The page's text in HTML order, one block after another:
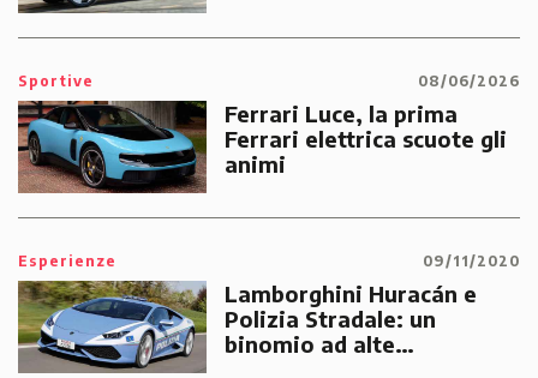
Sportive 08/06/2026
Ferrari Luce, la prima
Ferrari elettrica scuote gli
animi
Esperienze 09/11/2020
Lamborghini Huracán e
Polizia Stradale: un
binomio ad alte